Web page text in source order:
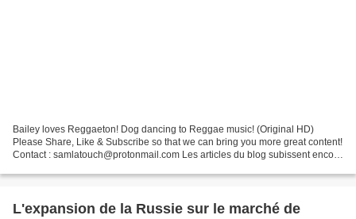
Bailey loves Reggaeton! Dog dancing to Reggae music! (Original HD)
Please Share, Like & Subscribe so that we can bring you more great content!
Contact : samlatouch@protonmail.com Les articles du blog subissent encore
L'expansion de la Russie sur le marché de